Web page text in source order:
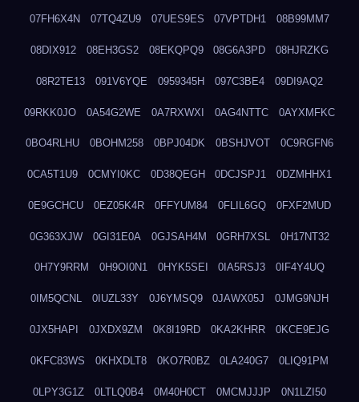
07FH6X4N 07TQ4ZU9 07UES9ES 07VPTDH1 08B99MM7
08DIX912 08EH3GS2 08EKQPQ9 08G6A3PD 08HJRZKG
08R2TE13 091V6YQE 0959345H 097C3BE4 09DI9AQ2
09RKK0JO 0A54G2WE 0A7RXWXI 0AG4NTTC 0AYXMFKC
0BO4RLHU 0BOHM258 0BPJ04DK 0BSHJVOT 0C9RGFN6
0CA5T1U9 0CMYI0KC 0D38QEGH 0DCJSPJ1 0DZMHHX1
0E9GCHCU 0EZ05K4R 0FFYUM84 0FLIL6GQ 0FXF2MUD
0G363XJW 0GI31E0A 0GJSAH4M 0GRH7XSL 0H17NT32
0H7Y9RRM 0H9OI0N1 0HYK5SEI 0IA5RSJ3 0IF4Y4UQ
0IM5QCNL 0IUZL33Y 0J6YMSQ9 0JAWX05J 0JMG9NJH
0JX5HAPI 0JXDX9ZM 0K8I19RD 0KA2KHRR 0KCE9EJG
0KFC83WS 0KHXDLT8 0KO7R0BZ 0LA240G7 0LIQ91PM
0LPY3G1Z 0LTLQ0B4 0M40H0CT 0MCMJJJP 0N1LZI50